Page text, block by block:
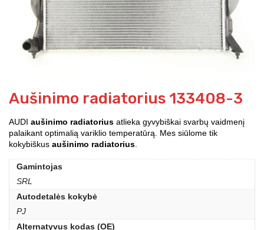
Aušinimo radiatorius 133408-3
AUDI aušinimo radiatorius atlieka gyvybiškai svarbų vaidmenį
palaikant optimalią variklio temperatūrą. Mes siūlome tik
kokybiškus aušinimo radiatorius
Gamintojas
SRL
Autodetalės kokybė
PJ
Alternatyvus kodas (OE)